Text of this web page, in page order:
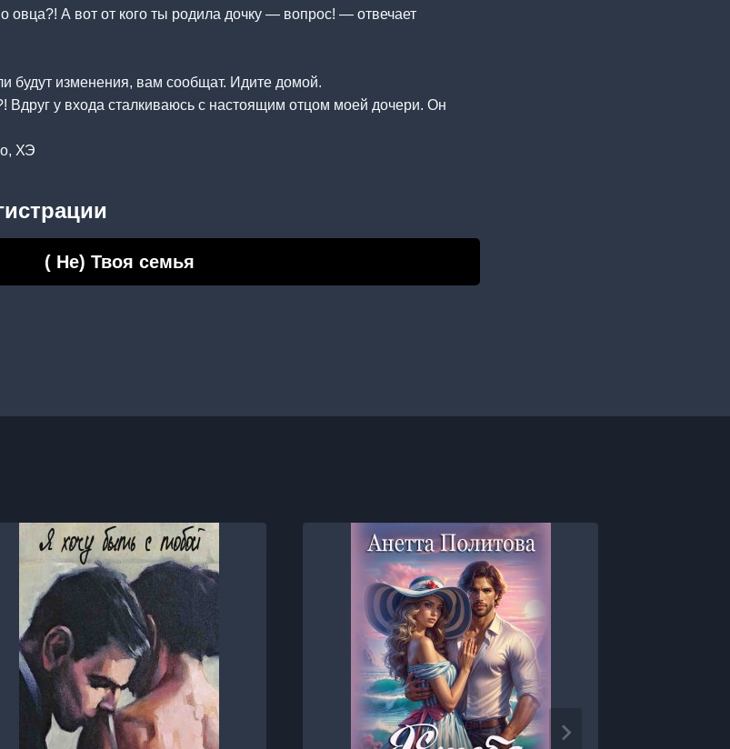
овца?! А вот от кого ты родила дочку — вопрос! — отвечает
будут изменения, вам сообщат. Идите домой.
у входа сталкиваюсь с настоящим отцом моей дочери. Он
ХЭ
( Не) Твоя семья